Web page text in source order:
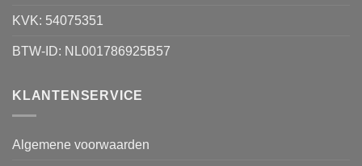
KVK: 54075351
BTW-ID: NL001786925B57
KLANTENSERVICE
Algemene voorwaarden